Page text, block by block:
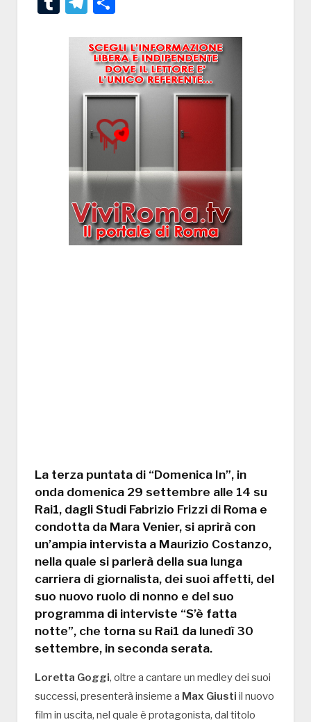
La terza puntata di “Domenica In”, in
onda domenica 29 settembre alle 14 su
Rai1, dagli Studi Fabrizio Frizzi di Roma e
condotta da Mara Venier, si aprirà con
un’ampia intervista a Maurizio Costanzo,
nella quale si parlerà della sua lunga
carriera di giornalista, dei suoi affetti, del
suo nuovo ruolo di nonno e del suo
programma di interviste “S’è fatta
notte”, che torna su Rai1 da lunedì 30
settembre, in seconda serata.
Loretta Goggi, oltre a cantare un medley dei suoi
successi, presenterà insieme a Max Giusti il nuovo
film in uscita, nel quale è protagonista, dal titolo